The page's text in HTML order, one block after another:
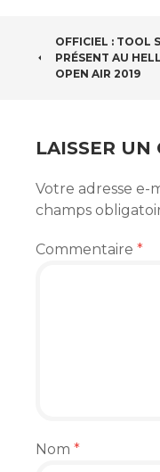
DES
OFFICIEL : TOOL
PRÉSENT AU
OPEN AIR 2019
LAISSER UN
Votre adresse e-
champs
Commentaire *
Nom *